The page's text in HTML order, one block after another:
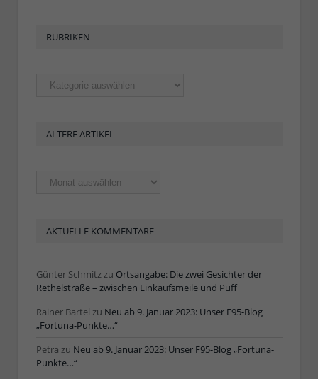
RUBRIKEN
Rubriken
ÄLTERE ARTIKEL
Ältere
Artikel
AKTUELLE KOMMENTARE
Günter Schmitzzu Ortsangabe: Die zwei Gesichter der
Rethelstraße – zwischen Einkaufsmeile und Puff
Rainer Bartel zu Neu ab 9. Januar 2023: Unser F95-Blog
„Fortuna-Punkte…“
Petra zu Neu ab 9. Januar 2023: Unser F95-Blog „Fortuna-
Punkte…“